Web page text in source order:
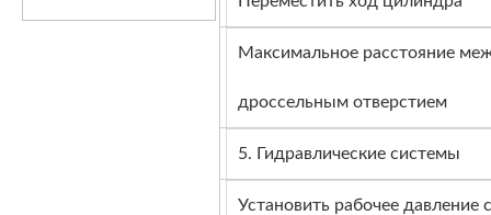
Максимальное расстояние
дроссельным отверстием
5. Гидравлические системы
Установить рабочее давление